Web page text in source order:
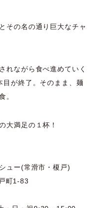
の名の通り巨大なチャ
れながら食べ進めていく
目が終了。そのまま、麺
。
大満足の１杯！
ュー(常滑市・榎戸)
町1-83